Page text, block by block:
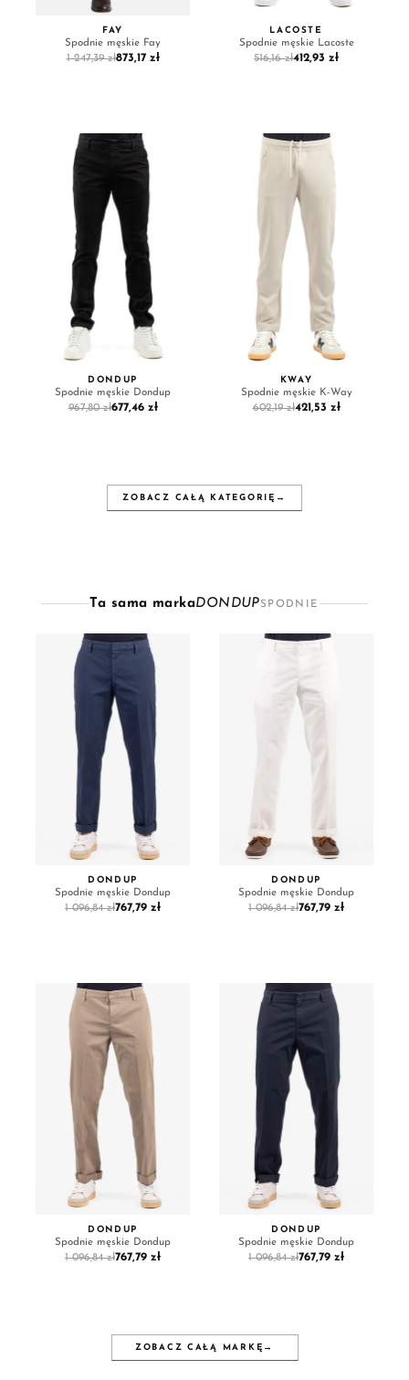
FAY
Spodnie męskie Fay
1 247,39 zł873,17 zł
LACOSTE
Spodnie męskie Lacoste
516,16 zł412,93 zł
DONDUP
Spodnie męskie Dondup
967,80 zł677,46 zł
KWAY
Spodnie męskie K-Way
602,19 zł421,53 zł
ZOBACZ CAŁĄ KATEGORIĘ →
Ta sama markaDONDUPSPODNIE
DONDUP
Spodnie męskie Dondup
1 096,84 zł767,79 zł
DONDUP
Spodnie męskie Dondup
1 096,84 zł767,79 zł
DONDUP
Spodnie męskie Dondup
1 096,84 zł767,79 zł
DONDUP
Spodnie męskie Dondup
1 096,84 zł767,79 zł
ZOBACZ CAŁĄ MARKĘ →